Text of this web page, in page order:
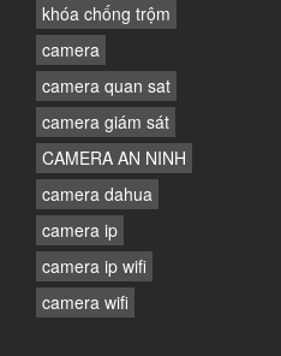
khóa chống trộm
camera
camera quan sat
camera giám sát
CAMERA AN NINH
camera dahua
camera ip
camera ip wifi
camera wifi